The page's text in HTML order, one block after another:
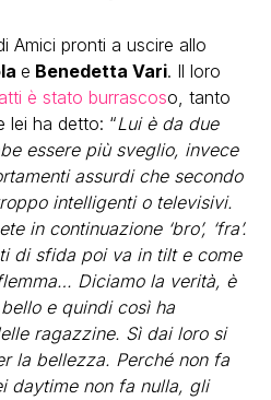
Amici pronti a uscire allo
e Benedetta Vari. Il loro
è stato burrascoso, tanto
lei ha detto: “Lui è da due
essere più sveglio, invece
assurdi che secondo
intelligenti o televisivi.
in continuazione ‘bro’, ‘fra’.
di sfida poi va in tilt e come
Diciamo la verità, è
e quindi così ha
ragazzine. Sì dai loro si
la bellezza. Perché non fa
daytime non fa nulla, gli